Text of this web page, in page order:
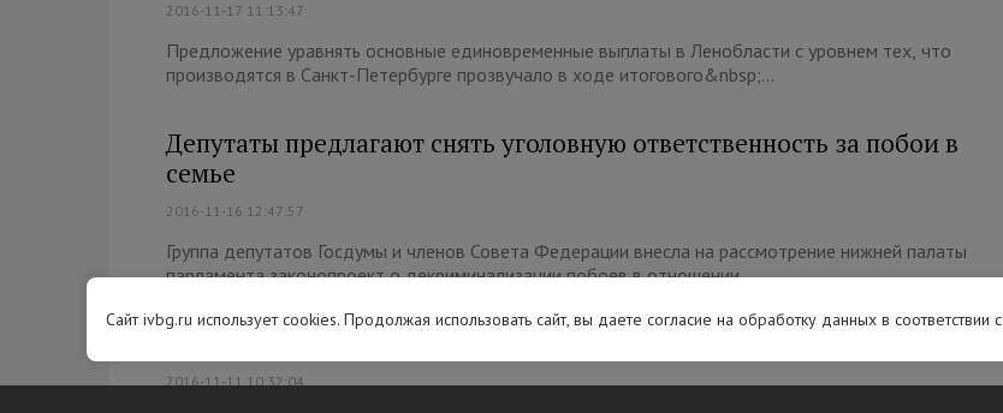
2016-11-17 11:13:47
Предложение уравнять основные единовременные выплаты в Ленобласти с уровнем тех, что
производятся в Санкт-Петербурге прозвучало в ходе итогового&nbsp;...
Депутаты предлагают снять уголовную ответственность за побои в
семье
2016-11-16 12:47:57
Группа депутатов Госдумы и членов Совета Федерации внесла на рассмотрение нижней палаты
парламента законопроект о декриминализации побоев в отношении...
2016-11-11 10:32:04
Сайт ivbg.ru использует cookies. Продолжая использовать сайт, вы даете согласие на обработку данных в соответствии с